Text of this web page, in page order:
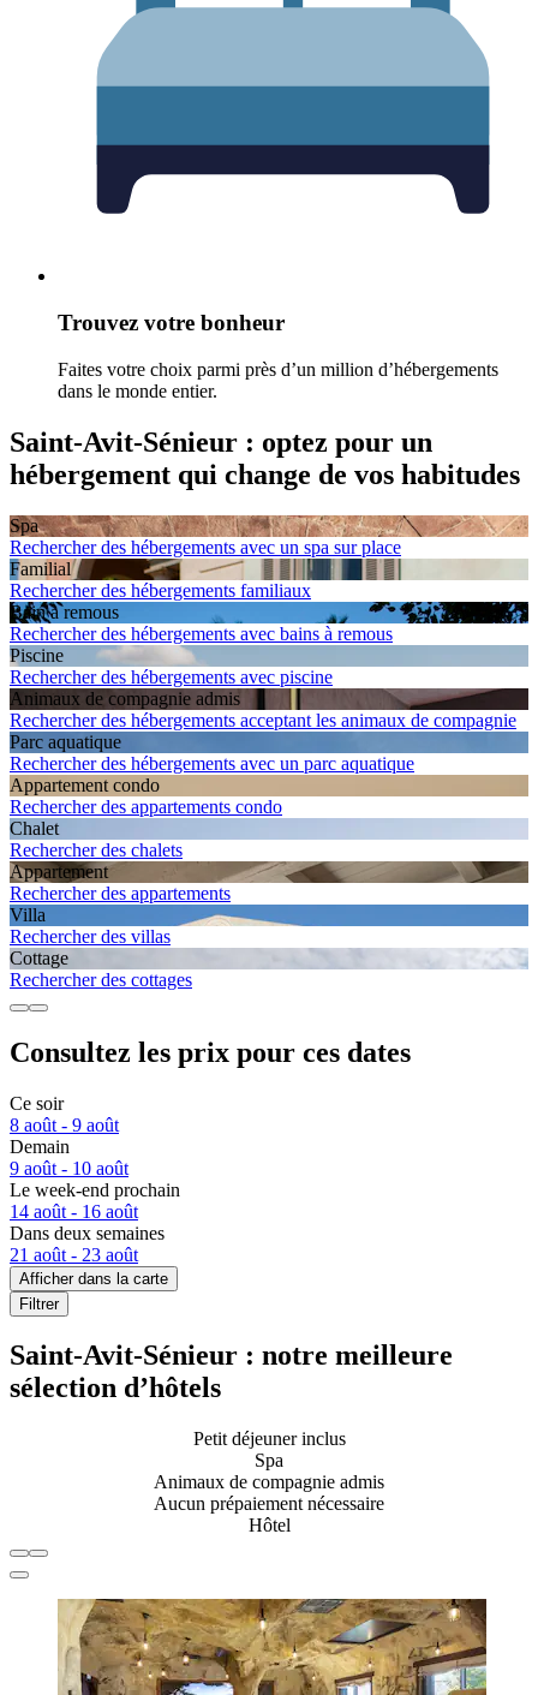
Trouvez votre bonheur
Faites votre choix parmi près d’un million d’hébergements
dans le monde entier.
Saint-Avit-Sénieur : optez pour un
hébergement qui change de vos habitudes
Spa
Rechercher des hébergements avec un spa sur place
Familial
Rechercher des hébergements familiaux
Bain à remous
Rechercher des hébergements avec bains à remous
Piscine
Rechercher des hébergements avec piscine
Animaux de compagnie admis
Rechercher des hébergements acceptant les animaux de compagnie
Parc aquatique
Rechercher des hébergements avec un parc aquatique
Apparte­ment condo
Rechercher des appartements condo
Chalet
Rechercher des chalets
Apparte­ment
Rechercher des appartements
Villa
Rechercher des villas
Cottage
Rechercher des cottages
Consultez les prix pour ces dates
Ce soir
8 août - 9 août
Demain
9 août - 10 août
Le week-end prochain
14 août - 16 août
Dans deux semaines
21 août - 23 août
Afficher dans la carte
Filtrer
Saint-Avit-Sénieur : notre meilleure
sélection d’hôtels
Petit déjeuner inclus
Spa
Animaux de compagnie admis
Aucun prépaiement nécessaire
Hôtel